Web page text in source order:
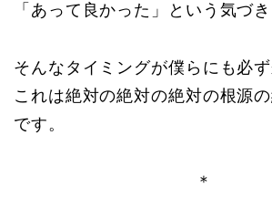
「あって良かった」という気づき
そんなタイミングが僕らにも必ず
これは絶対の絶対の絶対の根源
です。
＊